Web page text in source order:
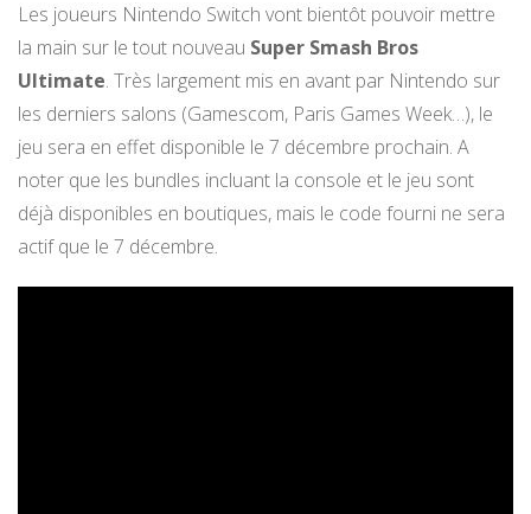
Les joueurs Nintendo Switch vont bientôt pouvoir mettre
la main sur le tout nouveau Super Smash Bros
Ultimate. Très largement mis en avant par Nintendo sur
les derniers salons (Gamescom, Paris Games Week…), le
jeu sera en effet disponible le 7 décembre prochain. A
noter que les bundles incluant la console et le jeu sont
déjà disponibles en boutiques, mais le code fourni ne sera
actif que le 7 décembre.